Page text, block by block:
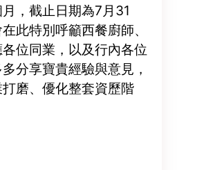
，截止日期為7月31
此特別呼籲西餐廚師、
位同業，以及行內各位
分享寶貴經驗與意見，
磨、優化整套資歷階